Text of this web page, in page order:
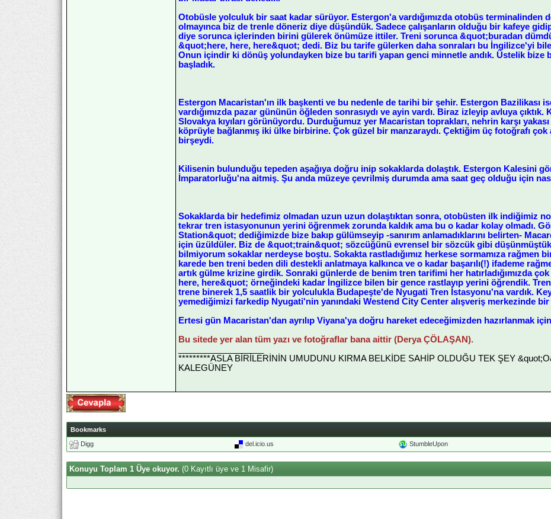
Otobüsle yolculuk bir saat kadar sürüyor. Estergon'a vardığımızda otobüs terminalinden
olmayınca biz de trenle döneriz diye düşündük. Sadece çalışanların olduğu bir kafeye
diye sorunca içlerinden birini gülerek önümüze ittiler. Treni sorunca &quot;buradan
&quot;here, here, here&quot; dedi. Biz bu tarife gülerken daha sonraları bu İngilizce'yi bile
Onun içindir ki dönüş yolundayken bize bu tarifi yapan genci minnetle andık. Üstelik bize
başladık.
Estergon Macaristan'ın ilk başkenti ve bu nedenle de tarihi bir şehir. Estergon Bazilikası
vardığımızda pazar gününün öğleden sonrasıydı ve ayin vardı. Biraz izleyip avluya çıktık.
Slovakya kıyıları görünüyordu. Durduğumuz yer Macaristan toprakları, nehrin karşı
köprüyle bağlanmış iki ülke birbirine. Çok güzel bir manzaraydı. Çektiğim üç fotoğrafı
birşeydi.
Kilisenin bulunduğu tepeden aşağıya doğru inip sokaklarda dolaştık. Estergon Kalesini
İmparatorluğu'na aitmiş. Şu anda müzeye çevrilmiş durumda ama saat geç olduğu için
Sokaklarda bir hedefimiz olmadan uzun uzun dolaştıktan sonra, otobüsten ilk indiğimiz
tekrar tren istasyonunun yerini öğrenmek zorunda kaldık ama bu o kadar kolay olmadı.
Station&quot; dediğimizde bize bakıp gülümseyip -sanırım anlamadıklarını belirten-
için üzüldüler. Biz de &quot;train&quot; sözcüğünü evrensel bir sözcük gibi düşünmüştük
bilmiyorum sokaklar nerdeyse boştu. Sokakta rastladığımız herkese sormamıza rağmen
karede ben treni beden dili destekli anlatmaya kalkınca ve o kadar başarılı(!) ifademe
artık gülme krizine girdik. Sonraki günlerde de benim tren tarifimi her hatırladığımızda
here, here&quot; örneğindeki kadar İngilizce bilen bir gence rastlayıp yerini öğrendik.
trene binerek 1,5 saatlik bir yolculukla Budapeşte'de Nyugati Tren İstasyonu'na vardık.
yemediğimizi farkedip Nyugati'nin yanındaki Westend City Center alışveriş merkezinde
Ertesi gün Macaristan'dan ayrılıp Viyana'ya doğru hareket edeceğimizden hazırlanmak
Bu sitede yer alan tüm yazı ve fotoğraflar bana aittir (Derya ÇÖLAŞAN).
*********ASLA BİRİLERİNİN UMUDUNU KIRMA BELKİDE SAHİP OLDUĞU TEK ŞEY
KALEGÜNEY
Bookmarks
Digg
del.icio.us StumbleUpon
Konuyu Toplam 1 Üye okuyor. (0 Kayıtlı üye ve 1 Misafir)